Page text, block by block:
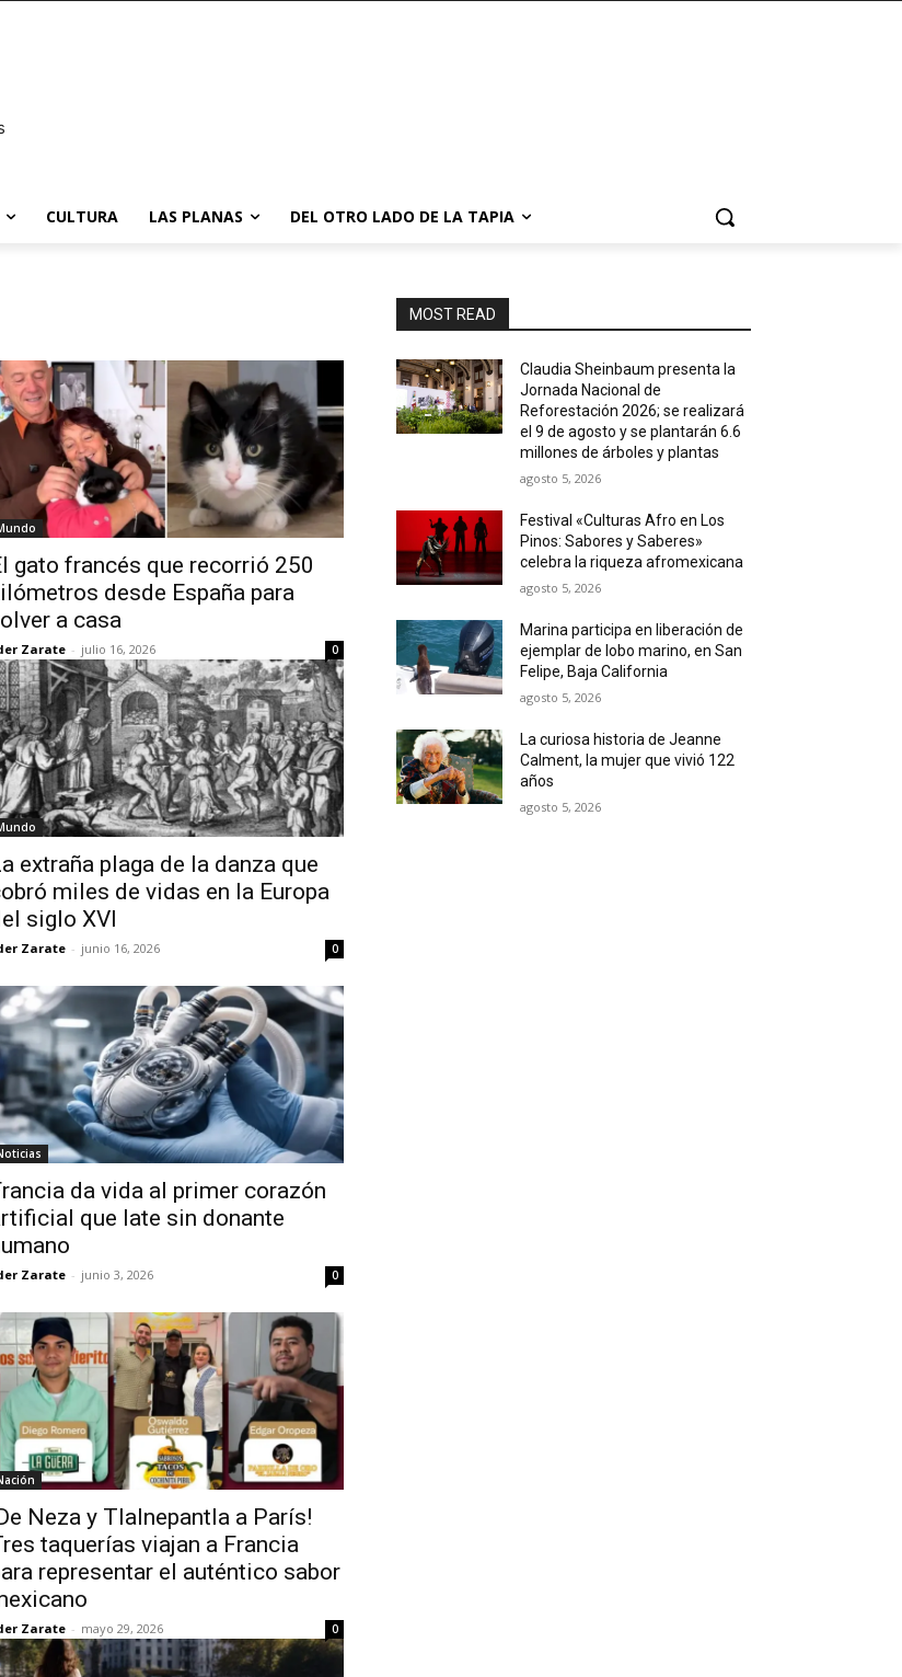
CULTURA LAS PLANAS DEL OTRO LADO DE LA TAPIA
gato francés que recorrió 250
desde España para
a casa
Zarate - julio 16, 2026 0
extraña plaga de la danza que
miles de vidas en la Europa
siglo XVI
Zarate - junio 16, 2026 0
da vida al primer corazón
que late sin donante
Zarate - junio 3, 2026 0
Neza y Tlalnepantla a París!
taquerías viajan a Francia
representar el auténtico sabor
Zarate - mayo 29, 2026 0
MOST READ
Claudia Sheinbaum presenta la
Jornada Nacional de
Reforestación 2026; se realizará
el 9 de agosto y se plantarán 6.6
millones de árboles y plantas
agosto 5, 2026
Festival «Culturas Afro en Los
Pinos: Sabores y Saberes»
celebra la riqueza afromexicana
agosto 5, 2026
Marina participa en liberación de
ejemplar de lobo marino, en San
Felipe, Baja California
agosto 5, 2026
La curiosa historia de Jeanne
Calment, la mujer que vivió 122
años
agosto 5, 2026